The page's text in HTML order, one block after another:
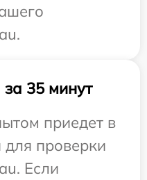
35 минут
приедет в
проверки
Если